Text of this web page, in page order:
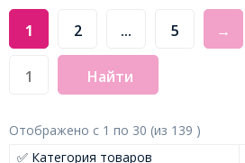
1 2 ... 5 →
Найти
Отображено с 1 по 30 (из 139 )
✅ Категория товаров